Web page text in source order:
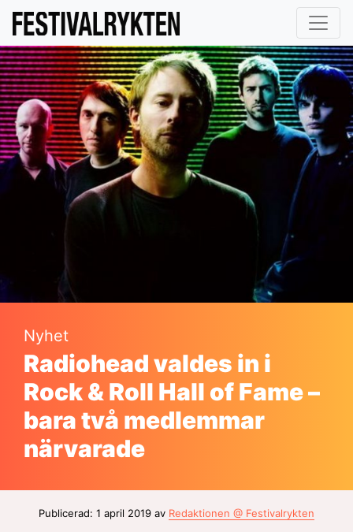
Nyhet
Radiohead valdes in i
Rock & Roll Hall of Fame –
bara två medlemmar
närvarade
Publicerad: 1 april 2019 av Redaktionen @ Festivalrykten